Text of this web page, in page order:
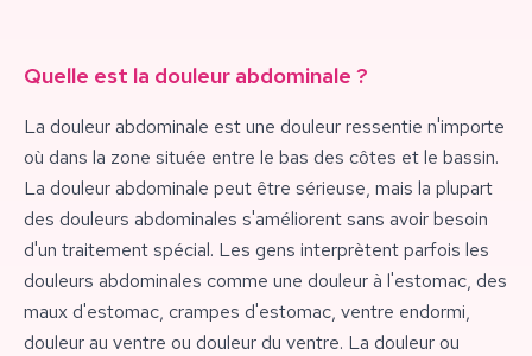
Quelle est la douleur abdominale ?
La douleur abdominale est une douleur ressentie n'importe
où dans la zone située entre le bas des côtes et le bassin.
La douleur abdominale peut être sérieuse, mais la plupart
des douleurs abdominales s'améliorent sans avoir besoin
d'un traitement spécial. Les gens interprètent parfois les
douleurs abdominales comme une douleur à l'estomac, des
maux d'estomac, crampes d'estomac, ventre endormi,
douleur au ventre ou douleur du ventre. La douleur ou